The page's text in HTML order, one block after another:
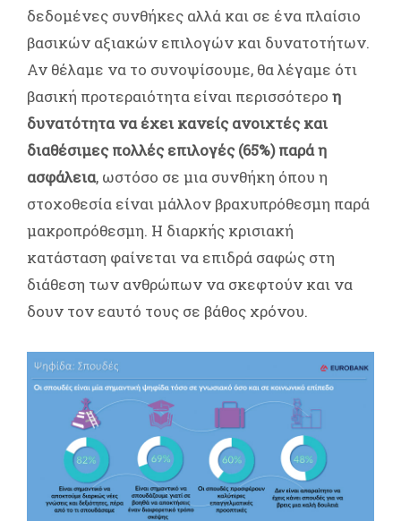
δεδομένες συνθήκες αλλά και σε ένα πλαίσιο
βασικών αξιακών επιλογών και δυνατοτήτων.
Αν θέλαμε να το συνοψίσουμε, θα λέγαμε ότι
βασική προτεραιότητα είναι περισσότερο η
δυνατότητα να έχει κανείς ανοιχτές και
διαθέσιμες πολλές επιλογές (65%) παρά η
ασφάλεια, ωστόσο σε μια συνθήκη όπου η
στοχοθεσία είναι μάλλον βραχυπρόθεσμη παρά
μακροπρόθεσμη. Η διαρκής κρισιακή
κατάσταση φαίνεται να επιδρά σαφώς στη
διάθεση των ανθρώπων να σκεφτούν και να
δουν τον εαυτό τους σε βάθος χρόνου.